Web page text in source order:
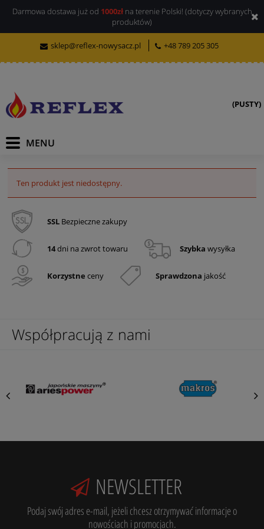
Darmowa dostawa już od 1000złna terenie Polski! (dotyczy wybranych
produktów)
sklep@reflex-nowysacz.pl +48 789 205 305
(PUSTY)
Ten produkt jest niedostępny.
SSL Bezpieczne zakupy
14dni na zwrot towaru Szybka wysyłka
Korzystne ceny Sprawdzona jakość
Współpracują z nami
NEWSLETTER
Podaj swój adres e-mail, jeżeli chcesz otrzymywać informacje o
nowościach i promocjach.